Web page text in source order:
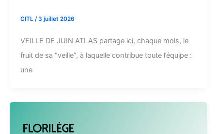
CITL /3 juillet 2026
VEILLE DE JUIN ATLAS partage ici, chaque mois, le
fruit de sa “veille”, à laquelle contribue toute l’équipe :
une